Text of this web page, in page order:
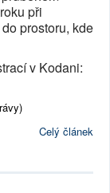
při
prostoru, kde
v Kodani:
Celý článek